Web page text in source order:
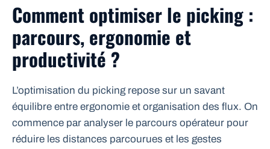
Comment optimiser le picking :
parcours, ergonomie et
productivité ?
L’optimisation du picking repose sur un savant
équilibre entre ergonomie et organisation des flux. On
commence par analyser le parcours opérateur pour
réduire les distances parcourues et les gestes